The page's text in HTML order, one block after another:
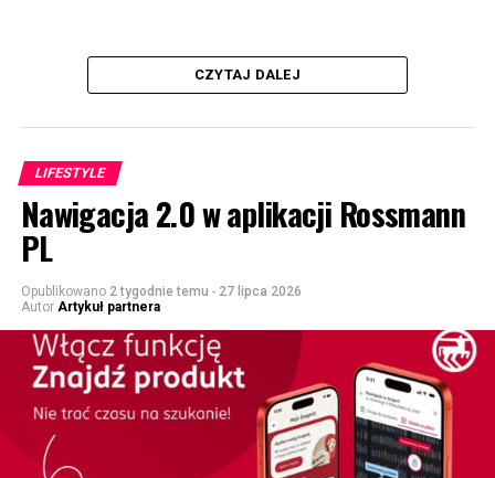
CZYTAJ DALEJ
LIFESTYLE
Nawigacja 2.0 w aplikacji Rossmann
PL
Opublikowano 2 tygodnie temu - 27 lipca 2026
Autor Artykuł partnera